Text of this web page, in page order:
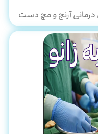
آرنج و مچ دست